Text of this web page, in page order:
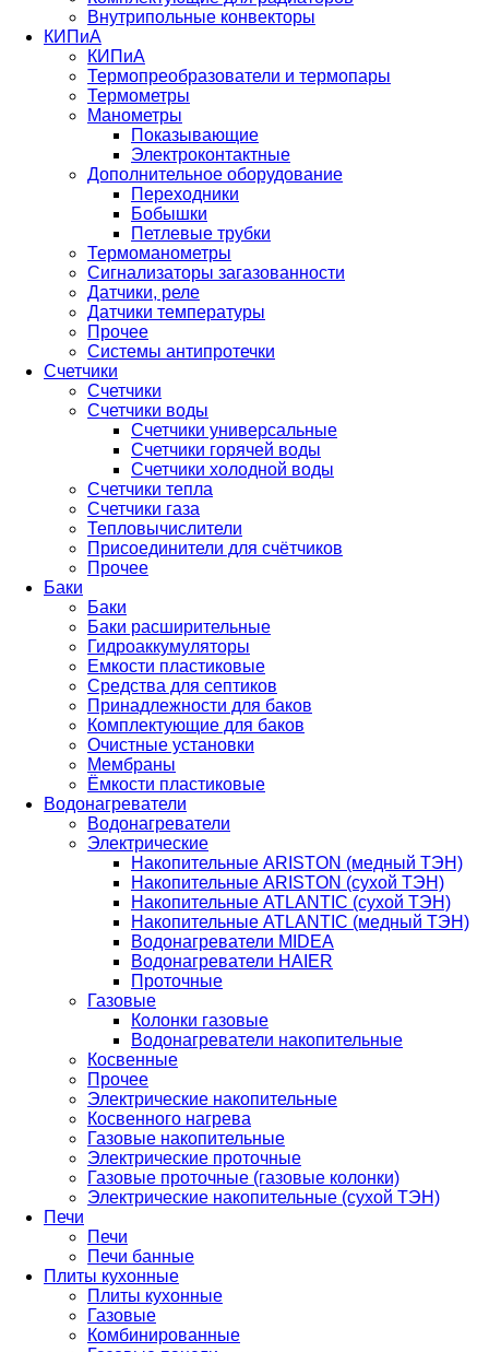
Внутрипольные конвекторы
КИПиА
КИПиА
Термопреобразователи и термопары
Термометры
Манометры
Показывающие
Электроконтактные
Дополнительное оборудование
Переходники
Бобышки
Петлевые трубки
Термоманометры
Сигнализаторы загазованности
Датчики, реле
Датчики температуры
Прочее
Системы антипротечки
Счетчики
Счетчики
Счетчики воды
Счетчики универсальные
Счетчики горячей воды
Счетчики холодной воды
Счетчики тепла
Счетчики газа
Тепловычислители
Присоединители для счётчиков
Прочее
Баки
Баки
Баки расширительные
Гидроаккумуляторы
Емкости пластиковые
Средства для септиков
Принадлежности для баков
Комплектующие для баков
Очистные установки
Мембраны
Ёмкости пластиковые
Водонагреватели
Водонагреватели
Электрические
Накопительные ARISTON (медный ТЭН)
Накопительные ARISTON (сухой ТЭН)
Накопительные ATLANTIC (сухой ТЭН)
Накопительные ATLANTIC (медный ТЭН)
Водонагреватели MIDEA
Водонагреватели HAIER
Проточные
Газовые
Колонки газовые
Водонагреватели накопительные
Косвенные
Прочее
Электрические накопительные
Косвенного нагрева
Газовые накопительные
Электрические проточные
Газовые проточные (газовые колонки)
Электрические накопительные (сухой ТЭН)
Печи
Печи
Печи банные
Плиты кухонные
Плиты кухонные
Газовые
Комбинированные